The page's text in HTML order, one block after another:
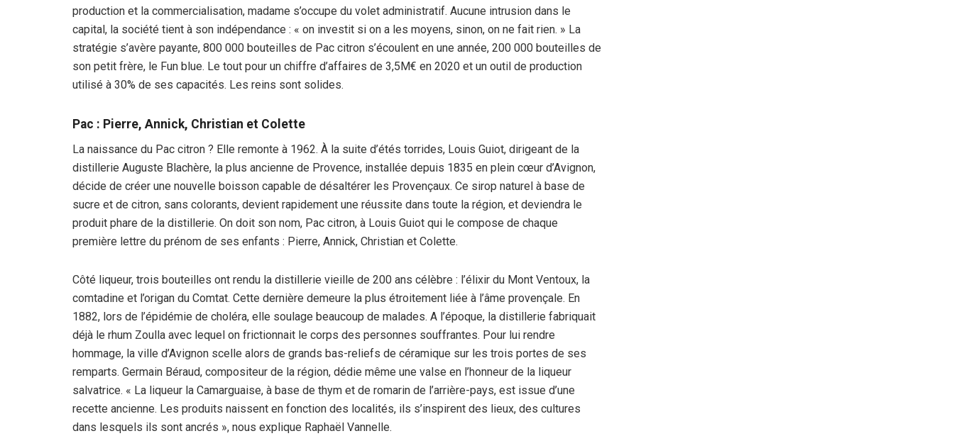
production et la commercialisation, madame s’occupe du volet administratif. Aucune intrusion dans le
capital, la société tient à son indépendance : « on investit si on a les moyens, sinon, on ne fait rien. » La
stratégie s’avère payante, 800 000 bouteilles de Pac citron s’écoulent en une année, 200 000 bouteilles de
son petit frère, le Fun blue. Le tout pour un chiffre d’affaires de 3,5M€ en 2020 et un outil de production
utilisé à 30% de ses capacités. Les reins sont solides.
Pac : Pierre, Annick, Christian et Colette
La naissance du Pac citron ? Elle remonte à 1962. À la suite d’étés torrides, Louis Guiot, dirigeant de la
distillerie Auguste Blachère, la plus ancienne de Provence, installée depuis 1835 en plein cœur d’Avignon,
décide de créer une nouvelle boisson capable de désaltérer les Provençaux. Ce sirop naturel à base de
sucre et de citron, sans colorants, devient rapidement une réussite dans toute la région, et deviendra le
produit phare de la distillerie. On doit son nom, Pac citron, à Louis Guiot qui le compose de chaque
première lettre du prénom de ses enfants : Pierre, Annick, Christian et Colette.
Côté liqueur, trois bouteilles ont rendu la distillerie vieille de 200 ans célèbre : l’élixir du Mont Ventoux, la
comtadine et l’origan du Comtat. Cette dernière demeure la plus étroitement liée à l’âme provençale. En
1882, lors de l’épidémie de choléra, elle soulage beaucoup de malades. A l’époque, la distillerie fabriquait
déjà le rhum Zoulla avec lequel on frictionnait le corps des personnes souffrantes. Pour lui rendre
hommage, la ville d’Avignon scelle alors de grands bas-reliefs de céramique sur les trois portes de ses
remparts. Germain Béraud, compositeur de la région, dédie même une valse en l’honneur de la liqueur
salvatrice. « La liqueur la Camarguaise, à base de thym et de romarin de l’arrière-pays, est issue d’une
recette ancienne. Les produits naissent en fonction des localités, ils s’inspirent des lieux, des cultures
dans lesquels ils sont ancrés », nous explique Raphaël Vannelle.